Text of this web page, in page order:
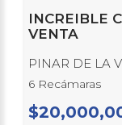
INCREIBLE
VENTA
PINAR DE LA
6 Recámaras